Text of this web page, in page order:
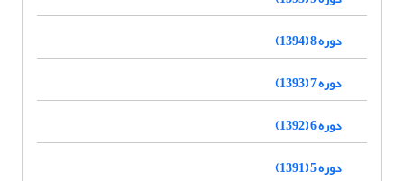
دوره 8 (1394)
دوره 7 (1393)
دوره 6 (1392)
دوره 5 (1391)